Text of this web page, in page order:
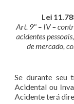
Lei
Art. 9º – IV –
acidentes
de mercado,
Se durante seu
Acidental ou
Acidente terá